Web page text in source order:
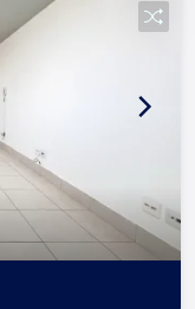
com o
A Lago é
Preto!